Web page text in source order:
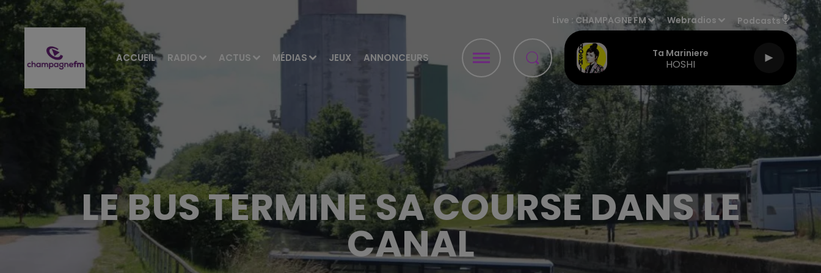
ACCUEIL RADIO ACTUS MÉDIAS JEUX ANNONCEURS
Live : CHAMPAGNE FM Webradios Podcasts
Ta Mariniere
HOSHI
LE BUS TERMINE SA COURSE DANS LE
CANAL